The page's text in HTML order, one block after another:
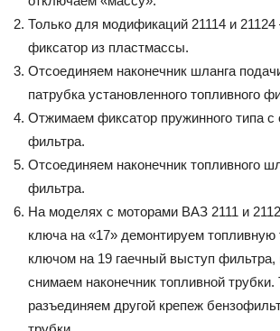
Только для модификаций 21114 и
фиксатор из пластмассы.
Отсоединяем наконечник шланга
патрубка установленного топливного
Отжимаем фиксатор пружинного типа с
фильтра.
Отсоединяем наконечник топливного
фильтра.
На моделях с моторами ВАЗ 2111 и
ключа на «17» демонтируем топливную
ключом на 19 гаечный выступ фильтра,
снимаем наконечник топливной трубки.
разъединяем другой крепеж